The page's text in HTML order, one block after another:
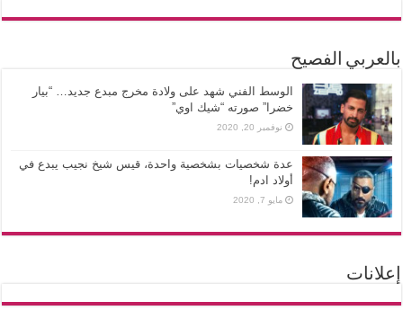
بالعربي الفصيح
الوسط الفني شهد على ولادة مخرج مبدع جديد… “بيار
خضرا” صورته “شيك اوي”
نوفمبر 20, 2020
عدة شخصيات بشخصية واحدة، قيس شيخ نجيب يبدع في
أولاد ادم!
مايو 7, 2020
إعلانات